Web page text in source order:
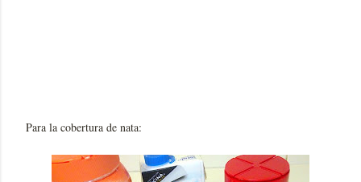
Para la cobertura de nata: